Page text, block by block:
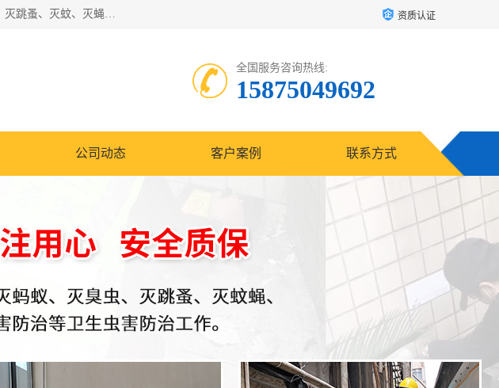
江门市瑞可环境科技有限公司是具有白蚁防治资质的大型专业除四害公司;专业灭老鼠、灭臭虫、灭蟑螂、灭跳蚤、灭蚊、灭蝇、灭白蚁、防蛇等各种害虫的防治。经过多年的努力，公司发展成为集PCO研究、生物制药、害虫防治于一体的专业杀虫灭鼠公司。 资质认证
全国服务咨询热线:
15875049692
公司动态 客户案例 联系方式